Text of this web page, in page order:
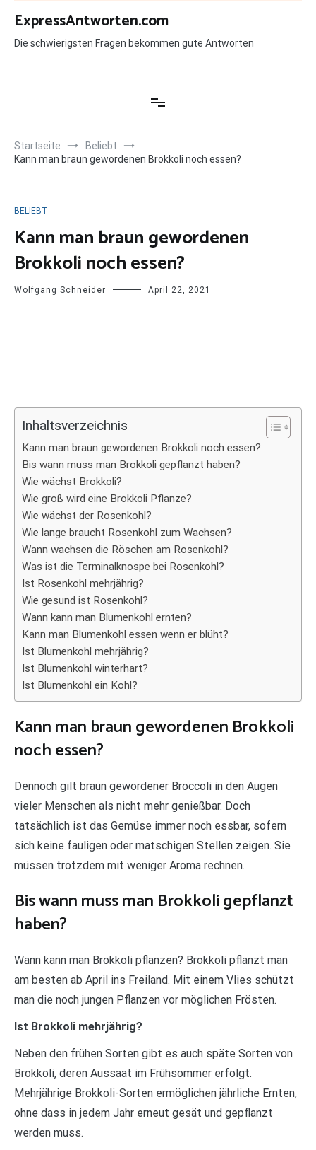
Zum
Inhalt
springen
ExpressAntworten.com
Die schwierigsten Fragen bekommen gute Antworten
Startseite
Beliebt
Kann man braun gewordenen Brokkoli noch essen?
BELIEBT
Kann man braun gewordenen
Brokkoli noch essen?
Wolfgang Schneider April 22, 2021
Inhaltsverzeichnis
Kann man braun gewordenen Brokkoli noch essen?
Bis wann muss man Brokkoli gepflanzt haben?
Wie wächst Brokkoli?
Wie groß wird eine Brokkoli Pflanze?
Wie wächst der Rosenkohl?
Wie lange braucht Rosenkohl zum Wachsen?
Wann wachsen die Röschen am Rosenkohl?
Was ist die Terminalknospe bei Rosenkohl?
Ist Rosenkohl mehrjährig?
Wie gesund ist Rosenkohl?
Wann kann man Blumenkohl ernten?
Kann man Blumenkohl essen wenn er blüht?
Ist Blumenkohl mehrjährig?
Ist Blumenkohl winterhart?
Ist Blumenkohl ein Kohl?
Kann man braun gewordenen Brokkoli
noch essen?
Dennoch gilt braun gewordener Broccoli in den Augen
vieler Menschen als nicht mehr genießbar. Doch
tatsächlich ist das Gemüse immer noch essbar, sofern
sich keine fauligen oder matschigen Stellen zeigen. Sie
müssen trotzdem mit weniger Aroma rechnen.
Bis wann muss man Brokkoli gepflanzt
haben?
Wann kann man Brokkoli pflanzen? Brokkoli pflanzt man
am besten ab April ins Freiland. Mit einem Vlies schützt
man die noch jungen Pflanzen vor möglichen Frösten.
Ist Brokkoli mehrjährig?
Neben den frühen Sorten gibt es auch späte Sorten von
Brokkoli, deren Aussaat im Frühsommer erfolgt.
Mehrjährige Brokkoli-Sorten ermöglichen jährliche Ernten,
ohne dass in jedem Jahr erneut gesät und gepflanzt
werden muss.